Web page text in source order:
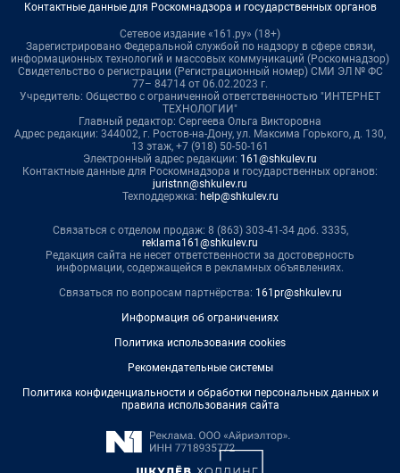
Контактные данные для Роскомнадзора и государственных органов
Сетевое издание «161.ру» (18+)
Зарегистрировано Федеральной службой по надзору в сфере связи,
информационных технологий и массовых коммуникаций (Роскомнадзор)
Свидетельство о регистрации (Регистрационный номер) СМИ ЭЛ № ФС
77– 84714 от 06.02.2023 г.
Учредитель: Общество с ограниченной ответственностью "ИНТЕРНЕТ
ТЕХНОЛОГИИ"
Главный редактор: Сергеева Ольга Викторовна
Адрес редакции: 344002, г. Ростов-на-Дону, ул. Максима Горького, д. 130,
13 этаж, +7 (918) 50-50-161
Электронный адрес редакции: 161@shkulev.ru
Контактные данные для Роскомнадзора и государственных органов:
juristnn@shkulev.ru
Техподдержка: help@shkulev.ru
Связаться с отделом продаж: 8 (863) 303-41-34 доб. 3335,
reklama161@shkulev.ru
Редакция сайта не несет ответственности за достоверность
информации, содержащейся в рекламных объявлениях.
Связаться по вопросам партнёрства: 161pr@shkulev.ru
Информация об ограничениях
Политика использования cookies
Рекомендательные системы
Политика конфиденциальности и обработки персональных данных и
правила использования сайта